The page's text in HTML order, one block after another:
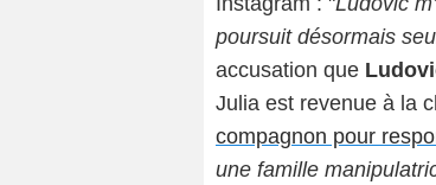
poursuit désormais
accusation que
Julia est revenue à la
compagnon pour
une famille